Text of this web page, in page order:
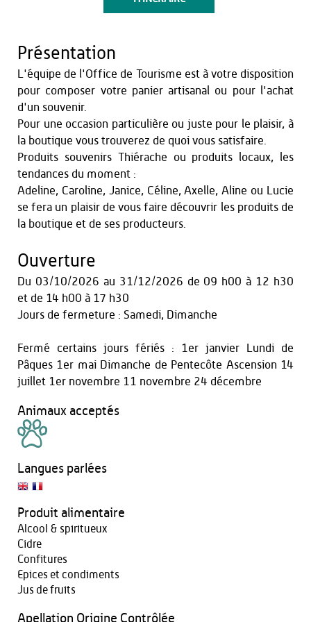
Présentation
L'équipe de l'Office de Tourisme est à votre disposition
pour composer votre panier artisanal ou pour l'achat
d'un souvenir.
Pour une occasion particulière ou juste pour le plaisir, à
la boutique vous trouverez de quoi vous satisfaire.
Produits souvenirs Thiérache ou produits locaux, les
tendances du moment :
Adeline, Caroline, Janice, Céline, Axelle, Aline ou Lucie
se fera un plaisir de vous faire découvrir les produits de
la boutique et de ses producteurs.
Ouverture
Du 03/10/2026 au 31/12/2026 de 09 h00 à 12 h30
et de 14 h00 à 17 h30
Jours de fermeture : Samedi, Dimanche
Fermé certains jours fériés : 1er janvier Lundi de
Pâques 1er mai Dimanche de Pentecôte Ascension 14
juillet 1er novembre 11 novembre 24 décembre
Animaux acceptés
Langues parlées
Produit alimentaire
Alcool & spiritueux
Cidre
Confitures
Epices et condiments
Jus de fruits
Apellation Origine Contrôlée